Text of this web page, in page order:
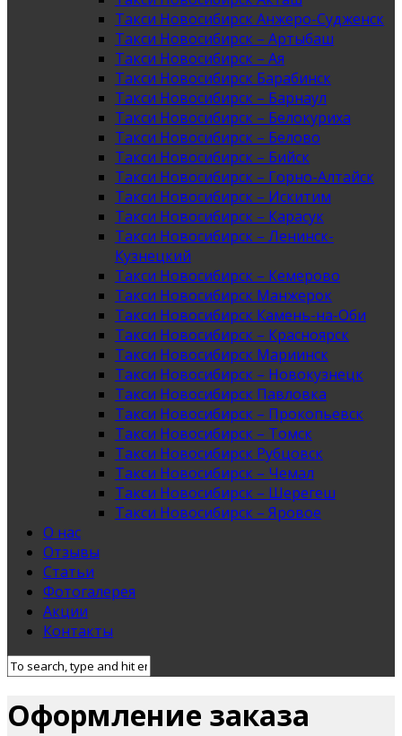
Такси Новосибирск Анжеро-Судженск
Такси Новосибирск – Артыбаш
Такси Новосибирск – Ая
Такси Новосибирск Барабинск
Такси Новосибирск – Барнаул
Такси Новосибирск – Белокуриха
Такси Новосибирск – Белово
Такси Новосибирск – Бийск
Такси Новосибирск – Горно-Алтайск
Такси Новосибирск – Искитим
Такси Новосибирск – Карасук
Такси Новосибирск – Ленинск-
Кузнецкий
Такси Новосибирск – Кемерово
Такси Новосибирск Манжерок
Такси Новосибирск Камень-на-Оби
Такси Новосибирск – Красноярск
Такси Новосибирск Мариинск
Такси Новосибирск – Новокузнецк
Такси Новосибирск Павловка
Такси Новосибирск – Прокопьевск
Такси Новосибирск – Томск
Такси Новосибирск Рубцовск
Такси Новосибирск – Чемал
Такси Новосибирск – Шерегеш
Такси Новосибирск – Яровое
О нас
Отзывы
Статьи
Фотогалерея
Акции
Контакты
Оформление заказа